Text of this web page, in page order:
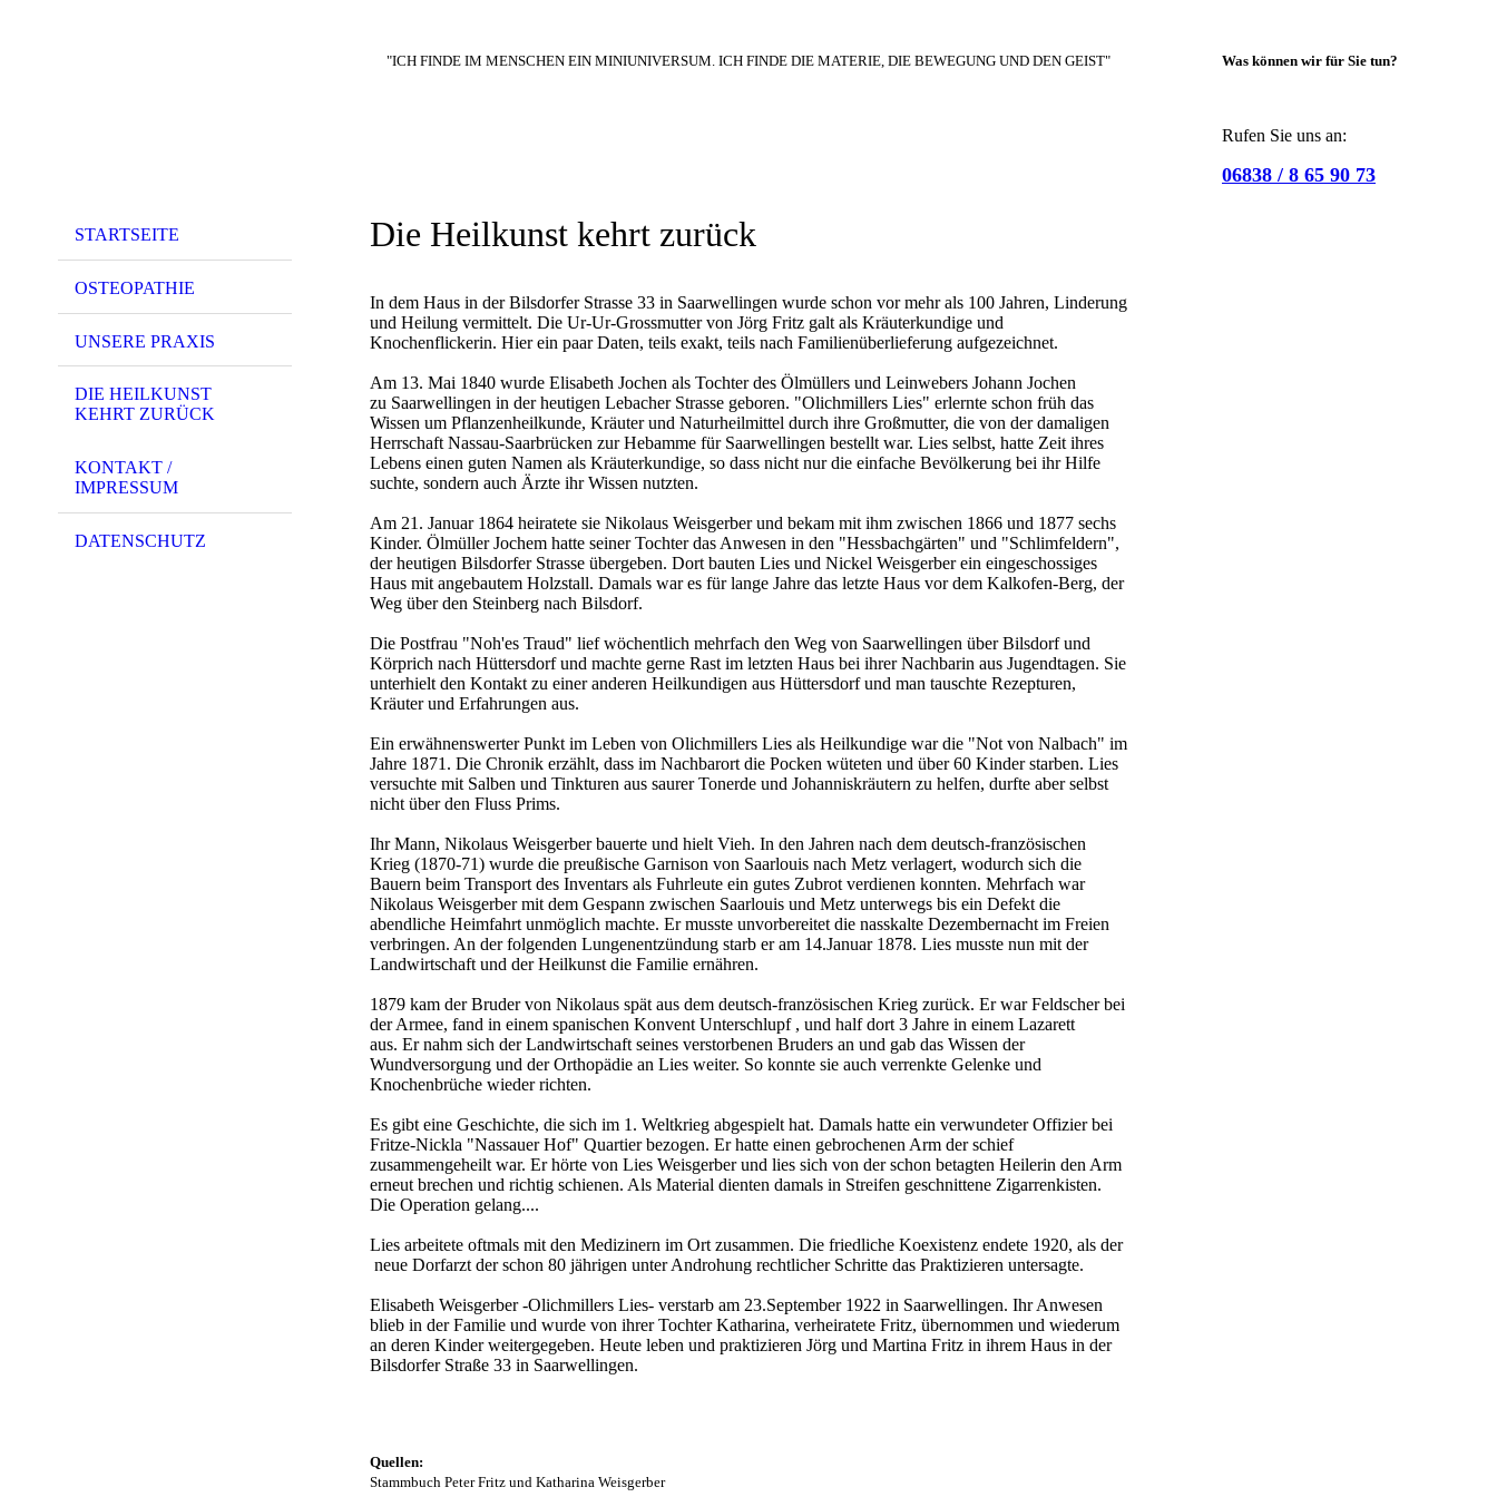
STARTSEITE
OSTEOPATHIE
UNSERE PRAXIS
DIE HEILKUNST
KEHRT ZURÜCK
KONTAKT /
IMPRESSUM
DATENSCHUTZ
"ICH FINDE IM MENSCHEN EIN MINIUNIVERSUM. ICH FINDE DIE MATERIE, DIE BEWEGUNG UND DEN GEIST"
Die Heilkunst kehrt zurück
In dem Haus in der Bilsdorfer Strasse 33 in Saarwellingen wurde schon vor mehr als 100 Jahren, Linderung
und Heilung vermittelt. Die Ur-Ur-Grossmutter von Jörg Fritz galt als Kräuterkundige und
Knochenflickerin. Hier ein paar Daten, teils exakt, teils nach Familienüberlieferung aufgezeichnet.
Am 13. Mai 1840 wurde Elisabeth Jochen als Tochter des Ölmüllers und Leinwebers Johann Jochen
zu Saarwellingen in der heutigen Lebacher Strasse geboren. "Olichmillers Lies" erlernte schon früh das
Wissen um Pflanzenheilkunde, Kräuter und Naturheilmittel durch ihre Großmutter, die von der damaligen
Herrschaft Nassau-Saarbrücken zur Hebamme für Saarwellingen bestellt war. Lies selbst, hatte Zeit ihres
Lebens einen guten Namen als Kräuterkundige, so dass nicht nur die einfache Bevölkerung bei ihr Hilfe
suchte, sondern auch Ärzte ihr Wissen nutzten.
Am 21. Januar 1864 heiratete sie Nikolaus Weisgerber und bekam mit ihm zwischen 1866 und 1877 sechs
Kinder. Ölmüller Jochem hatte seiner Tochter das Anwesen in den "Hessbachgärten" und "Schlimfeldern",
der heutigen Bilsdorfer Strasse übergeben. Dort bauten Lies und Nickel Weisgerber ein eingeschossiges
Haus mit angebautem Holzstall. Damals war es für lange Jahre das letzte Haus vor dem Kalkofen-Berg, der
Weg über den Steinberg nach Bilsdorf.
Die Postfrau "Noh'es Traud" lief wöchentlich mehrfach den Weg von Saarwellingen über Bilsdorf und
Körprich nach Hüttersdorf und machte gerne Rast im letzten Haus bei ihrer Nachbarin aus Jugendtagen. Sie
unterhielt den Kontakt zu einer anderen Heilkundigen aus Hüttersdorf und man tauschte Rezepturen,
Kräuter und Erfahrungen aus.
Ein erwähnenswerter Punkt im Leben von Olichmillers Lies als Heilkundige war die "Not von Nalbach" im
Jahre 1871. Die Chronik erzählt, dass im Nachbarort die Pocken wüteten und über 60 Kinder starben. Lies
versuchte mit Salben und Tinkturen aus saurer Tonerde und Johanniskräutern zu helfen, durfte aber selbst
nicht über den Fluss Prims.
Ihr Mann, Nikolaus Weisgerber bauerte und hielt Vieh. In den Jahren nach dem deutsch-französischen
Krieg (1870-71) wurde die preußische Garnison von Saarlouis nach Metz verlagert, wodurch sich die
Bauern beim Transport des Inventars als Fuhrleute ein gutes Zubrot verdienen konnten. Mehrfach war
Nikolaus Weisgerber mit dem Gespann zwischen Saarlouis und Metz unterwegs bis ein Defekt die
abendliche Heimfahrt unmöglich machte. Er musste unvorbereitet die nasskalte Dezembernacht im Freien
verbringen. An der folgenden Lungenentzündung starb er am 14.Januar 1878. Lies musste nun mit der
Landwirtschaft und der Heilkunst die Familie ernähren.
1879 kam der Bruder von Nikolaus spät aus dem deutsch-französischen Krieg zurück. Er war Feldscher bei
der Armee, fand in einem spanischen Konvent Unterschlupf , und half dort 3 Jahre in einem Lazarett
aus. Er nahm sich der Landwirtschaft seines verstorbenen Bruders an und gab das Wissen der
Wundversorgung und der Orthopädie an Lies weiter. So konnte sie auch verrenkte Gelenke und
Knochenbrüche wieder richten.
Es gibt eine Geschichte, die sich im 1. Weltkrieg abgespielt hat. Damals hatte ein verwundeter Offizier bei
Fritze-Nickla "Nassauer Hof" Quartier bezogen. Er hatte einen gebrochenen Arm der schief
zusammengeheilt war. Er hörte von Lies Weisgerber und lies sich von der schon betagten Heilerin den Arm
erneut brechen und richtig schienen. Als Material dienten damals in Streifen geschnittene Zigarrenkisten.
Die Operation gelang....
Lies arbeitete oftmals mit den Medizinern im Ort zusammen. Die friedliche Koexistenz endete 1920, als der
neue Dorfarzt der schon 80 jährigen unter Androhung rechtlicher Schritte das Praktizieren untersagte.
Elisabeth Weisgerber -Olichmillers Lies- verstarb am 23.September 1922 in Saarwellingen. Ihr Anwesen
blieb in der Familie und wurde von ihrer Tochter Katharina, verheiratete Fritz, übernommen und wiederum
an deren Kinder weitergegeben. Heute leben und praktizieren Jörg und Martina Fritz in ihrem Haus in der
Bilsdorfer Straße 33 in Saarwellingen.
Quellen:
Stammbuch Peter Fritz und Katharina Weisgerber
Was können wir für Sie tun?
Rufen Sie uns an:
06838 / 8 65 90 73